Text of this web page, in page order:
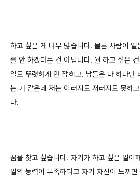
하고 싶은 게 너무 많습니다. 물론 사람이 일
를 안 하겠다는 건 아닙니다. 뭘 하고 싶은
일도 뚜렷하게 안 잡히고. 남들은 다 하나만
는 거 같은데 저는 이러지도 저러지도 못하고
다.
꿈을 찾고 싶습니다. 자기가 하고 싶은 일이
일의 능력이 부족하다고 자기 자신이 느끼